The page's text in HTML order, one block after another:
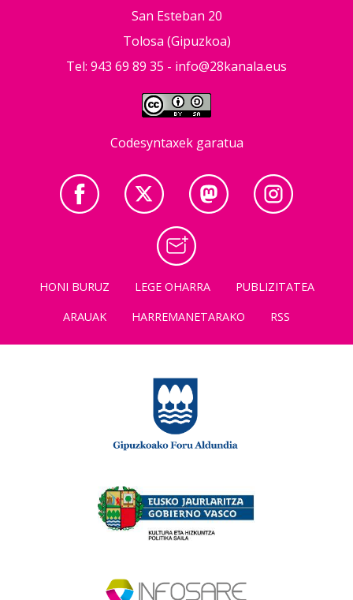
San Esteban 20
Tolosa (Gipuzkoa)
Tel: 943 69 89 35 - info@28kanala.eus
Codesyntaxek garatua
HONI BURUZ LEGE OHARRA
PUBLIZITATEA
ARAUAK
HARREMANETARAKO RSS